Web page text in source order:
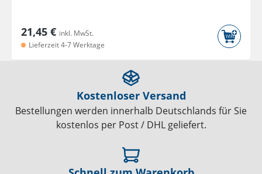
21,45 € inkl. MwSt.
Lieferzeit 4-7 Werktage
Kostenloser Versand
Bestellungen werden innerhalb Deutschlands für Sie
kostenlos per Post / DHL geliefert.